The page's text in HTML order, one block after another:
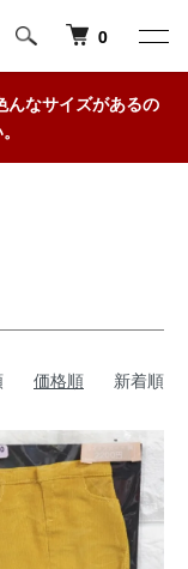
0
んなサイズがあるの
価格順 新着順